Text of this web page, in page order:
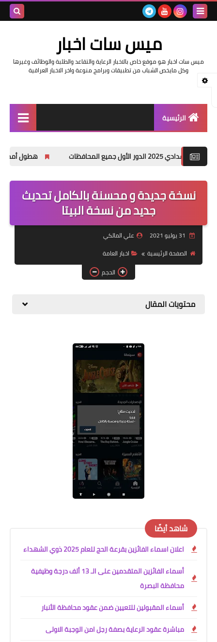
ميس سات اخبار
ميس سات اخبار هو موقع خاص بالاخبار الرعاية والتقاعد والطلبة والوظائف وغيرها
وكل مايخص الشباب من تطبيقات وبرامج منوعة واخر الاخبار العراقية
الرئيسية
اخبار وزارة التربية والتعليم
اخبار العراق والعالم
اخبار وزارة العمل وهيئة
قسم التطبيقات
قطع الاراضي
هطول أمطار غزيرة
نسخة جديدة و محسنة بالكامل تحديث
جديد من نسخة البيتا
علي المالكي
الصفحة الرئيسية
اخبار العامة
الحجم
محتويات المقال
شاهد أيضًا
اعلان اسماء الفائزين بقرعة الحج للعام 2025 ذوي الشهداء
أسماء الفائزين المتقدمين على الـ 13 ألف درجة وظيفية
محافظة البصرة
أسماء المقبولين للتعيين ضمن عقود محافظة الأنبار
مباشرة عقود الرعاية بصفة رجل امن الوجبة الاولى